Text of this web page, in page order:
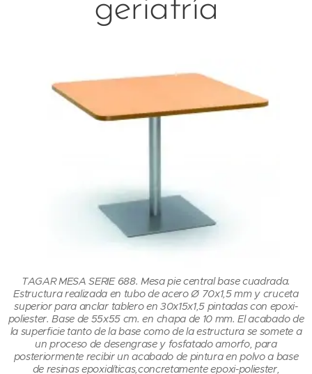
geriatría
TAGAR MESA SERIE 688. Mesa pie central base cuadrada.
Estructura realizada en tubo de acero Ø 70x1,5 mm y cruceta
superior para anclar tablero en 30x15x1,5 pintadas con epoxi-
poliester. Base de 55x55 cm. en chapa de 10 mm. El acabado de
la superficie tanto de la base como de la estructura se somete a
un proceso de desengrase y fosfatado amorfo, para
posteriormente recibir un acabado de pintura en polvo a base
de resinas epoxidíticas,concretamente epoxi-poliester,